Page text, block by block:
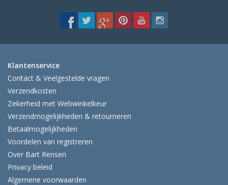
Klantenservice
Contact & Veelgestelde vragen
Verzendkosten
Zekerheid met Webwinkelkeur
Verzendmogelijkheden & retourneren
Betaalmogelijkheden
Voordelen van registreren
Over Bart Rensen
Privacy beleid
Algemene voorwaarden